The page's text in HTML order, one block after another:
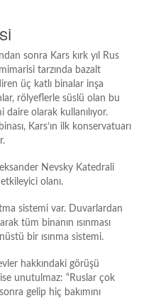
sonra Kars kırk yıl Rus
tarzında bazalt
üç katlı binalar inşa
rölyeflerle süslü olan bu
daire olarak kullanılıyor.
Kars’ın ilk konservatuarı
Nevsky Katedrali
olanı.
sistemi var. Duvarlardan
tüm binanın ısınması
bir ısınma sistemi.
hakkındaki görüşü
ise unutulmaz: “Ruslar çok
gelip hiç bakımını